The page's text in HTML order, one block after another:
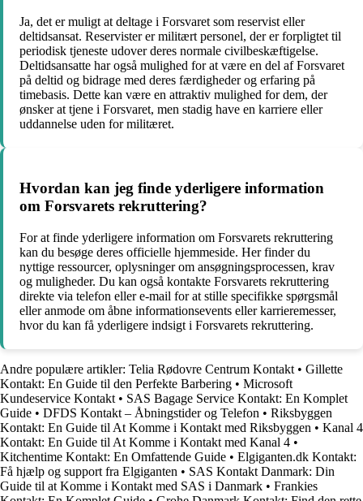
Ja, det er muligt at deltage i Forsvaret som reservist eller
deltidsansat. Reservister er militært personel, der er forpligtet til
periodisk tjeneste udover deres normale civilbeskæftigelse.
Deltidsansatte har også mulighed for at være en del af Forsvaret
på deltid og bidrage med deres færdigheder og erfaring på
timebasis. Dette kan være en attraktiv mulighed for dem, der
ønsker at tjene i Forsvaret, men stadig have en karriere eller
uddannelse uden for militæret.
Hvordan kan jeg finde yderligere information
om Forsvarets rekruttering?
For at finde yderligere information om Forsvarets rekruttering
kan du besøge deres officielle hjemmeside. Her finder du
nyttige ressourcer, oplysninger om ansøgningsprocessen, krav
og muligheder. Du kan også kontakte Forsvarets rekruttering
direkte via telefon eller e-mail for at stille specifikke spørgsmål
eller anmode om åbne informationsevents eller karrieremesser,
hvor du kan få yderligere indsigt i Forsvarets rekruttering.
Andre populære artikler: Telia Rødovre Centrum Kontakt • Gillette
Kontakt: En Guide til den Perfekte Barbering • Microsoft
Kundeservice Kontakt • SAS Bagage Service Kontakt: En Komplet
Guide • DFDS Kontakt – Åbningstider og Telefon • Riksbyggen
Kontakt: En Guide til At Komme i Kontakt med Riksbyggen • Kanal 4
Kontakt: En Guide til At Komme i Kontakt med Kanal 4 •
Kitchentime Kontakt: En Omfattende Guide • Elgiganten.dk Kontakt:
Få hjælp og support fra Elgiganten • SAS Kontakt Danmark: Din
Guide til at Komme i Kontakt med SAS i Danmark • Frankies